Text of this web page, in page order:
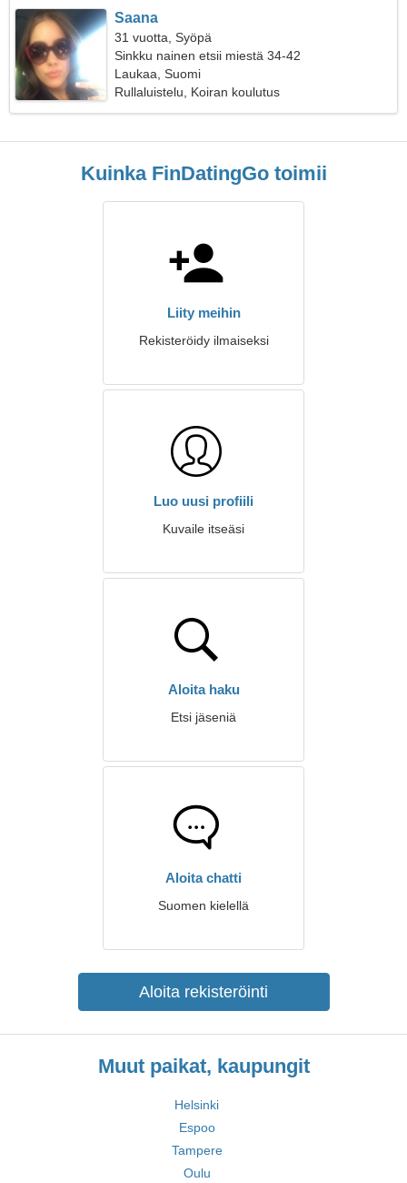
Saana
31 vuotta, Syöpä
Sinkku nainen etsii miestä 34-42
Laukaa, Suomi
Rullaluistelu, Koiran koulutus
Kuinka FinDatingGo toimii
Liity meihin
Rekisteröidy ilmaiseksi
Luo uusi profiili
Kuvaile itseäsi
Aloita haku
Etsi jäseniä
Aloita chatti
Suomen kielellä
Aloita rekisteröinti
Muut paikat, kaupungit
Helsinki
Espoo
Tampere
Oulu